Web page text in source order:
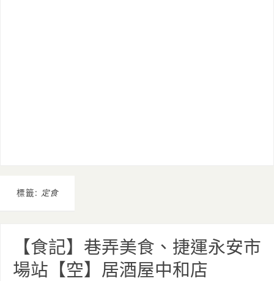
標籤: 定食
【食記】巷弄美食、捷運永安市
場站【空】居酒屋中和店